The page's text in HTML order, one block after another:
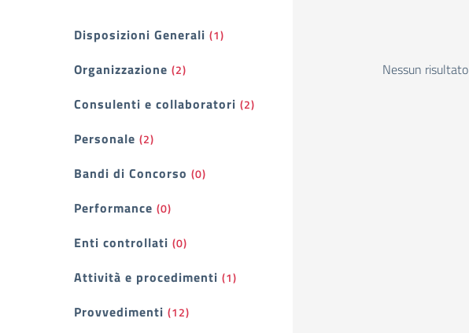
Filtri
Disposizioni Generali (1)
Organizzazione (2)
Consulenti e collaboratori (2)
Personale (2)
Bandi di Concorso (0)
Performance (0)
Enti controllati (0)
Attività e procedimenti (1)
Provvedimenti (12)
Nessun risultato